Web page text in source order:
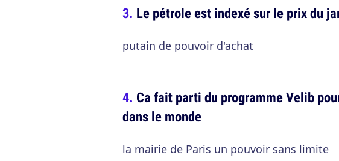
Le pétrole est indexé sur le prix du
putain de pouvoir d'achat
Ca fait parti du programme Velib
dans le monde
la mairie de Paris un pouvoir sans limite